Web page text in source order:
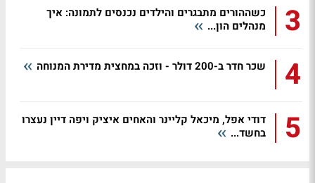
3
כשההורים מתבגרים והילדים נכנסים לתמונה: איך
מנהלים הון...
4 שכר חדר ב-200 דולר - וזכה במחצית מדירת המנוחה
5
דודי אפל, מיכאל קליינר והאחים איציק ויפה דיין נעצרו
בחשד...